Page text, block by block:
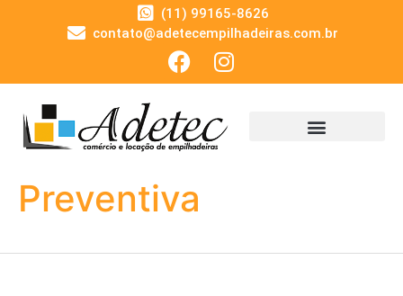
(11) 99165-8626
contato@adetecempilhadeiras.com.br
Preventiva